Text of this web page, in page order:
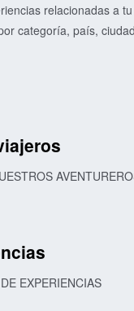
relacionadas a
categoría, país,
EXPERIENCIAS